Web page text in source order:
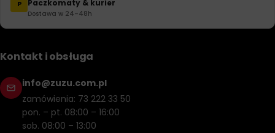
P Paczkomaty & kurier
Dostawa w 24–48h
Kontakt i obsługa
info@zuzu.com.pl
zamówienia: 73 222 33 50
pon. – pt. 08:00 – 16:00
sob. 08:00 – 13:00